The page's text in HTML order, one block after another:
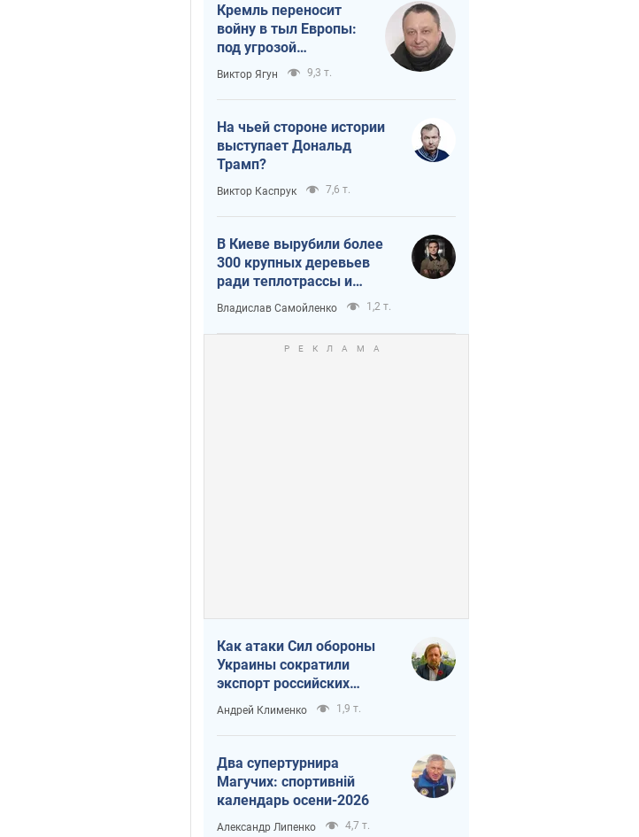
Кремль переносит
войну в тыл Европы:
под угрозой
критическая
логистика
Виктор Ягун 9,3 т.
На чьей стороне истории
выступает Дональд
Трамп?
Виктор Каспрук 7,6 т.
В Киеве вырубили более
300 крупных деревьев
ради теплотрассы и
вопреки Генплану
Владислав Самойленко 1,2 т.
Как атаки Сил обороны
Украины сократили
экспорт российских
нефтепродуктов
Андрей Клименко 1,9 т.
Два супертурнира
Магучих: спортивній
календарь осени-2026
Александр Липенко 4,7 т.